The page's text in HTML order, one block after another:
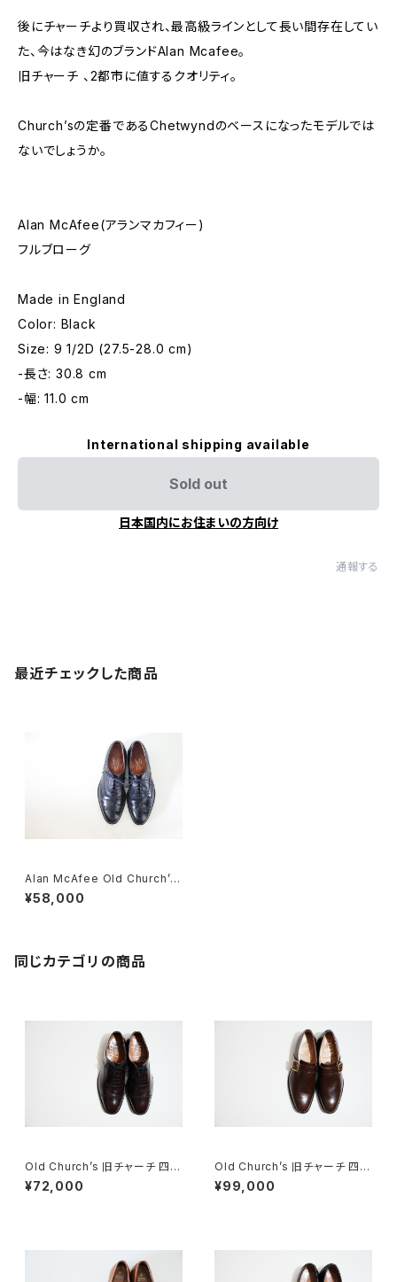
後にチャーチより買収され、最高級ラインとして長い間存在してい
た、今はなき幻のブランドAlan Mcafee。
旧チャーチ 、2都市に値するクオリティ。
Church’sの定番であるChetwyndのベースになったモデルでは
ないでしょうか。
Alan McAfee(アランマカフィー)
フルブローグ
Made in England
Color: Black
Size: 9 1/2D (27.5-28.0 cm)
-長さ: 30.8 cm
-幅: 11.0 cm
International shipping available
Sold out
日本国内にお住まいの方向け
通報する
最近チェックした商品
Alan McAfee Old Church’s
オールドチャーチ Chetwynd
9.5D
¥58,000
同じカテゴリの商品
Old Church’s 旧チャーチ 四都
市 BELMONTパンチドキャップ
トウ 85G
¥72,000
Old Church’s 旧チャーチ 四都
市 ASTON シングルモンク 85
F
¥99,000